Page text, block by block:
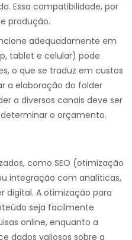
Essa compatibilidade, por
produção.
adequadamente em
tablet e celular) pode
o que se traduz em custos
a elaboração do folder
a diversos canais deve ser
o orçamento.
como SEO (otimização
integração com analíticas,
digital. A otimização para
seja facilmente
online, enquanto a
dados valiosos sobre a